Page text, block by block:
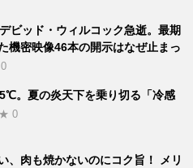
ビッド・ウィルコック急逝。最期
機密映像46本の開示はなぜ止まっ
。夏の炎天下を乗り切る「冷感
★ 0
、肉も焼かないのにコク旨！ メリ